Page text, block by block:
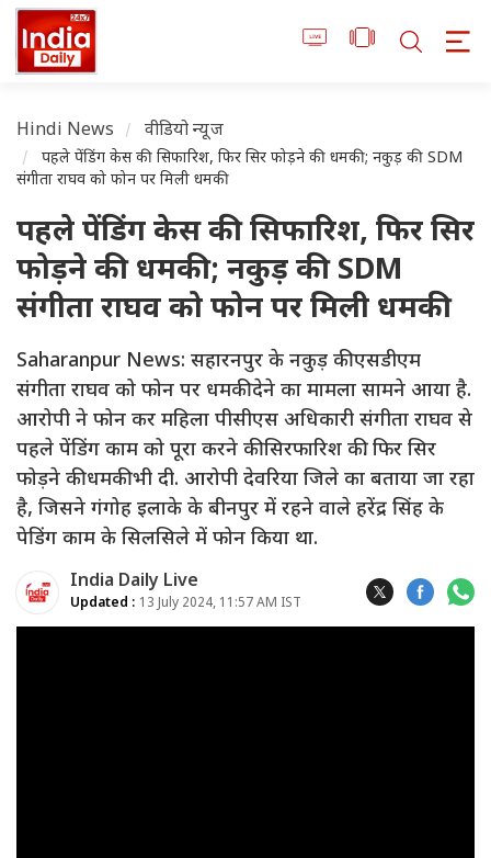
Hindi News वीडियो न्यूज
पहले पेंडिंग केस की सिफारिश, फिर सिर फोड़ने की धमकी; नकुड़ की SDM
संगीता राघव को फोन पर मिली धमकी
पहले पेंडिंग केस की सिफारिश, फिर सिर
फोड़ने की धमकी; नकुड़ की SDM
संगीता राघव को फोन पर मिली धमकी
Saharanpur News: सहारनपुर के नकुड़ की एसडीएम
संगीता राघव को फोन पर धमकी देने का मामला सामने आया है.
आरोपी ने फोन कर महिला पीसीएस अधिकारी संगीता राघव से
पहले पेंडिंग काम को पूरा करने की सिरफारिश की. फिर सिर
फोड़ने की धमकी भी दी. आरोपी देवरिया जिले का बताया जा रहा
है, जिसने गंगोह इलाके के बीनपुर में रहने वाले हरेंद्र सिंह के
पेडिंग काम के सिलसिले में फोन किया था.
India Daily Live
Updated : 13 July 2024, 11:57 AM IST